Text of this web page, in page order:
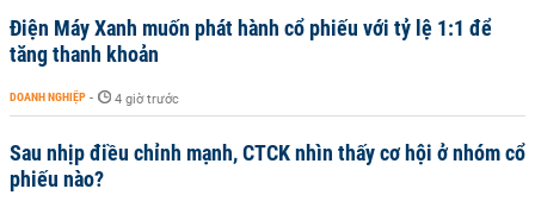
Điện Máy Xanh muốn phát hành cổ phiếu với tỷ lệ 1:1 để
tăng thanh khoản
DOANH NGHIỆP - 4 giờ trước
Sau nhịp điều chỉnh mạnh, CTCK nhìn thấy cơ hội ở nhóm cổ
phiếu nào?